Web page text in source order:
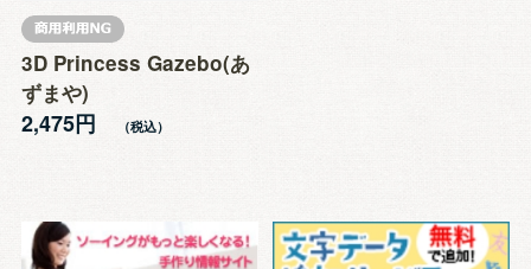
3D Princess Gazebo(あ
ずまや)
2,475円